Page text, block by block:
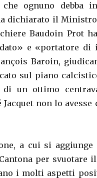
ognuno debba
dichiarato il
Baudoin Prot
e «portatore di
Baroin,
sul piano
un ottimo
non lo avesse
a cui si
per svuotare
i molti aspetti